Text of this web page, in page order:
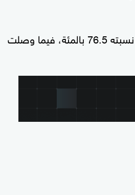
وأسهمت الأنشطة غير النفطية في الناتج المحلي الإجمالي الاسمي بما نسبته 76.5 بالمئة، فيما وصلت